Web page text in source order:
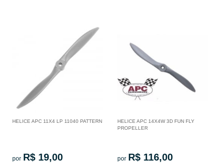
HELICE APC 11X4 LP 11040 PATTERN
por R$ 19,00
HELICE APC 14X4W 3D FUN FLY
PROPELLER
por R$ 116,00